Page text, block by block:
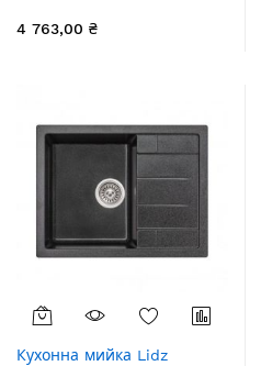
4 763,00 ₴
Кухонна мийка Lidz